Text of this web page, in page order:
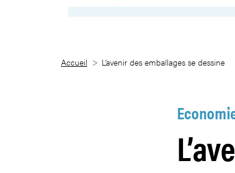
L’avenir des emballages se
Accueil L’avenir des emballages se dessine